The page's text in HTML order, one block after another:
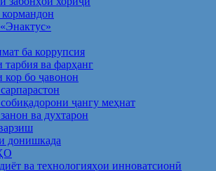
ба коррупсия
ва фарҳанг
бо ҷавонон
ҷангу меҳнат
ва духтарон
донишкада
ва технологияҳои инноватсионӣ